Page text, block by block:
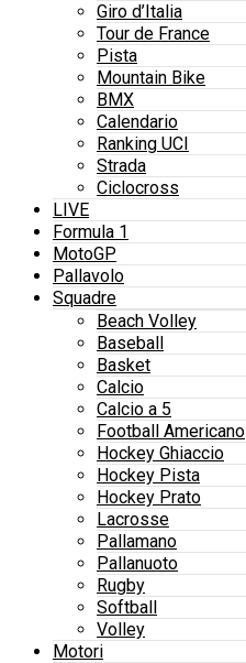
Giro d’Italia
Tour de France
Pista
Mountain Bike
BMX
Calendario
Ranking UCI
Strada
Ciclocross
LIVE
Formula 1
MotoGP
Pallavolo
Squadre
Beach Volley
Baseball
Basket
Calcio
Calcio a 5
Football Americano
Hockey Ghiaccio
Hockey Pista
Hockey Prato
Lacrosse
Pallamano
Pallanuoto
Rugby
Softball
Volley
Motori